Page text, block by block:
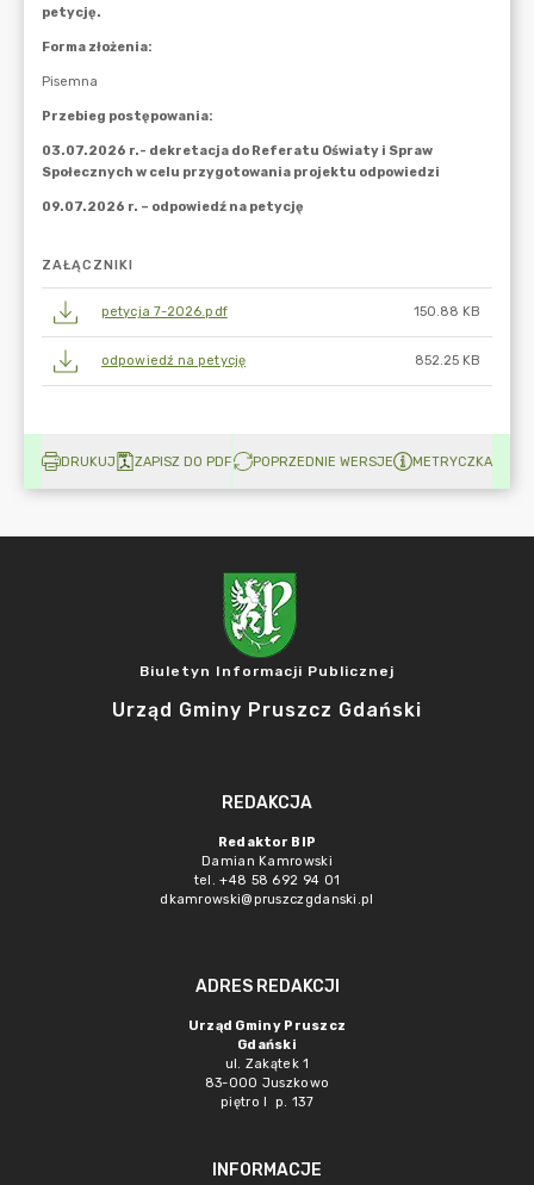
ZAŁĄCZNIKI
petycja 7-2026.pdf 150.88 KB
odpowiedź na petycję 852.25 KB
DRUKUJ ZAPISZ DO PDF POPRZEDNIE WERSJE METRYCZKA
Biuletyn Informacji Publicznej
Urząd Gminy Pruszcz Gdański
REDAKCJA
Redaktor BIP
Damian Kamrowski
tel. +48 58 692 94 01
dkamrowski@pruszczgdanski.pl
ADRES REDAKCJI
Urząd Gminy Pruszcz
Gdański
ul. Zakątek 1
83-000 Juszkowo
piętro I p. 137
INFORMACJE